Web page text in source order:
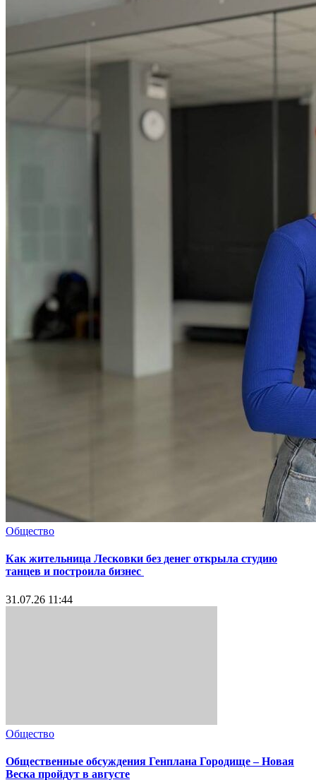
Общество
Как жительница Лесковки без денег открыла студию
танцев и построила бизнес
31.07.26 11:44
Общество
Общественные обсуждения Генплана Городище – Новая
Веска пройдут в августе